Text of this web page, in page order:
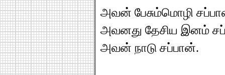
அவன் பேசும்மொழி
அவனது தேசிய இனம்
அவன் நாடு சப்பான்.